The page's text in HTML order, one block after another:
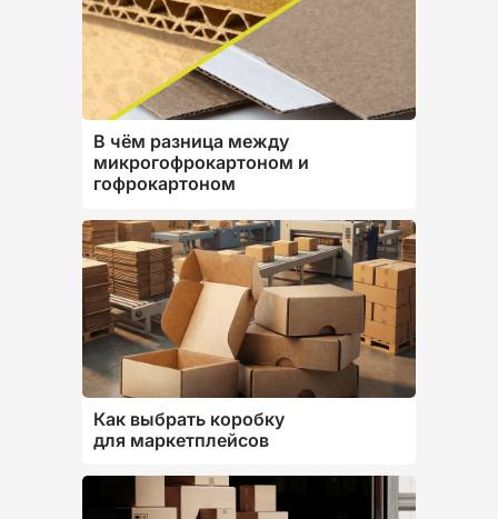
Как выбрать коробку
для маркетплейсов
В чём разница между
микрогофрокартоном и
гофрокартоном